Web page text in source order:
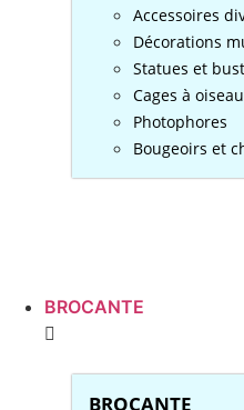
Accessoires
Décorations
Statues et
Cages à
Photophores
Bougeoirs et
BROCANTE
BROCANTE